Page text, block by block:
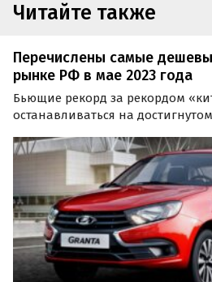
Читайте также
Перечислены самые
рынке РФ в мае 2023 года
Бьющие рекорд за рекордом
останавливаться на
последние новинки уходящей
«Автоновости дня» составил
седанов…